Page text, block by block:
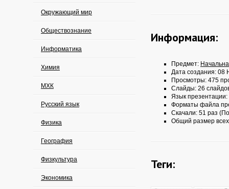
Окружающий мир
Обществознание
Информатика
Химия
МХК
Русский язык
Физика
География
Физкультура
Экономика
Информация:
Предмет:
Дата создания: 08
Просмотры: 475
Слайды: 26
Язык презентации:
Форматы файла
Скачали: 51 раз
Общий размер
Теги: